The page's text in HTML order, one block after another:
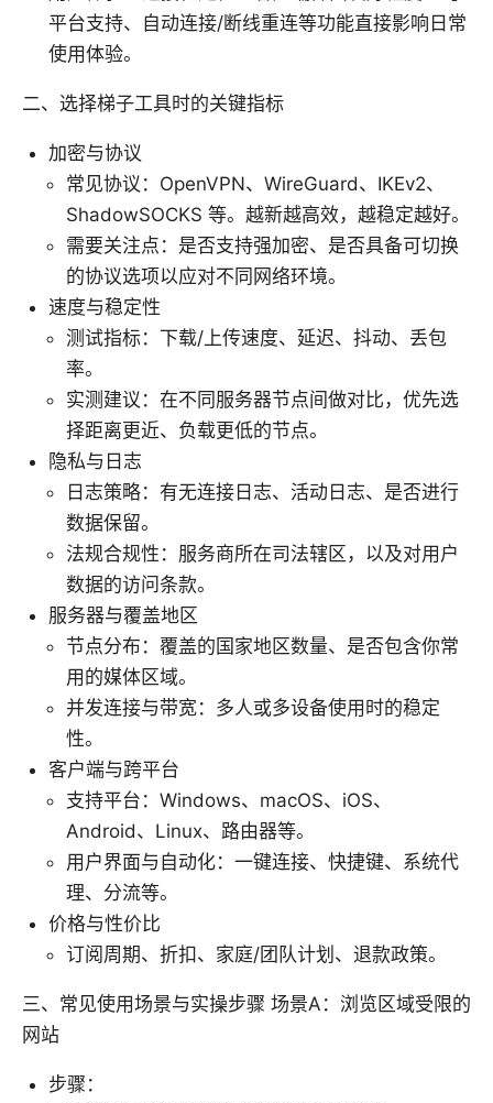
平台支持、自动连接/断线重连等功能直接影响日常
使用体验。
二、选择梯子工具时的关键指标
加密与协议
常见协议：OpenVPN、WireGuard、IKEv2、
ShadowSOCKS 等。越新越高效，越稳定越好。
需要关注点：是否支持强加密、是否具备可切换
的协议选项以应对不同网络环境。
速度与稳定性
测试指标：下载/上传速度、延迟、抖动、丢包
率。
实测建议：在不同服务器节点间做对比，优先选
择距离更近、负载更低的节点。
隐私与日志
日志策略：有无连接日志、活动日志、是否进行
数据保留。
法规合规性：服务商所在司法辖区，以及对用户
数据的访问条款。
服务器与覆盖地区
节点分布：覆盖的国家地区数量、是否包含你常
用的媒体区域。
并发连接与带宽：多人或多设备使用时的稳定
性。
客户端与跨平台
支持平台：Windows、macOS、iOS、
Android、Linux、路由器等。
用户界面与自动化：一键连接、快捷键、系统代
理、分流等。
价格与性价比
订阅周期、折扣、家庭/团队计划、退款政策。
三、常见使用场景与实操步骤 场景A：浏览区域受限的
网站
步骤：